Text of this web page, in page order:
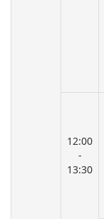
12:00
-
13:30